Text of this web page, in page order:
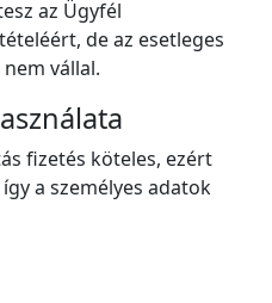
az Ügyfél
de az esetleges
vállal.
fizetés köteles, ezért
a személyes adatok